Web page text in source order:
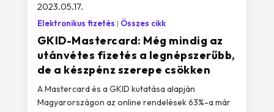
GKID-Mastercard: Még mindig az
utánvétes fizetés a legnépszerűbb,
de a készpénz szerepe csökken
2023.05.17.
Elektronikus fizetés Összes cikk
A Mastercard és a GKID kutatása alapján
Magyarországon az online rendelések 63%-a már